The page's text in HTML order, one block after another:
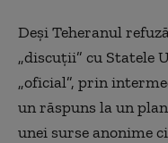
Deși Teheranul
„discuții” cu Statele
„oficial”, prin
un răspuns la un
unei surse anonime